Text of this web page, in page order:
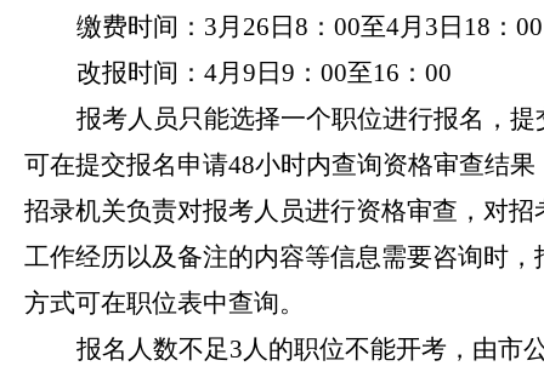
缴费时间： 3月26日8：00至4月3日18：00
改报时间： 4月9日9：00至16：00
报考人员只能选择一个职位进行报名，
可在提交报名申请48小时内查询资格审查结果
招录机关负责对报考人员进行资格审查，对
工作经历以及备注的内容等信息需要咨询时
方式可在职位表中查询。
报名人数不足3人的职位不能开考，由市